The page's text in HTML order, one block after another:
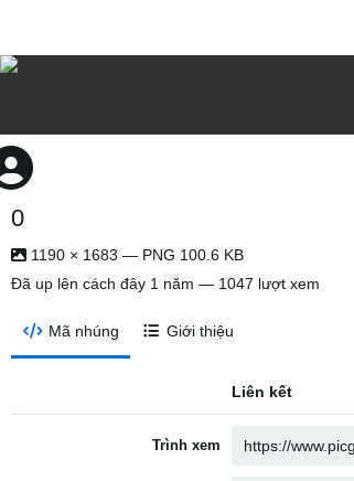
0
1190 × 1683 — PNG 100.6 KB
Đã up lên cách đây 1 năm — 1047 lượt xem
Mã nhúng Giới thiệu
Liên kết
Trình xem